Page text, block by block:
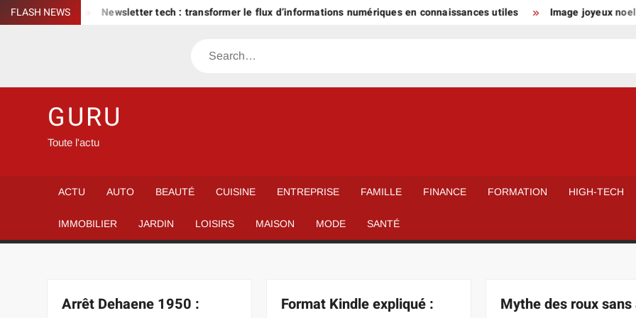
Skip
to
FLASH NEWS
? Newsletter tech : transformer le flux d’informations numériques en connaissances utiles Image joyeux noel 2026
Search
GURU
Toute l'actu
ACTU AUTO BEAUTÉ CUISINE ENTREPRISE FAMILLE FINANCE FORMATION HIGH-TECH
IMMOBILIER JARDIN LOISIRS MAISON MODE SANTÉ
Arrêt Dehaene 1950 :
Format Kindle expliqué :
Mythe des roux sans